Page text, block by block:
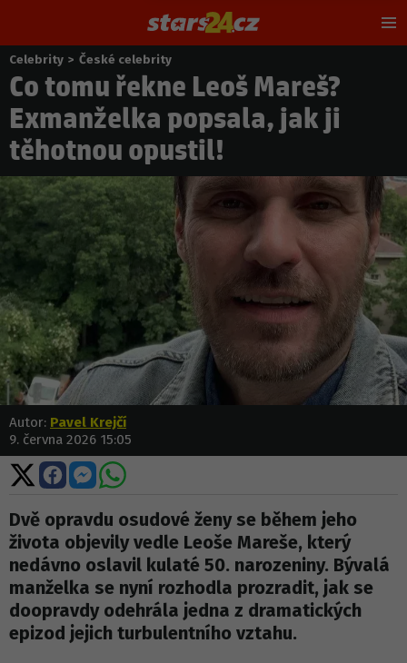
Nacházíte
se
zde:
Celebrity > České celebrity
Co tomu řekne Leoš Mareš?
Exmanželka popsala, jak ji
těhotnou opustil!
Autor: Pavel Krejčí
9. června 2026 15:05
Sdílet
na
X
Sdílet
na
Facebooku
Sdílet
na
Messengeru
Sdílet
WhatsApp
Dvě opravdu osudové ženy se během jeho
života objevily vedle Leoše Mareše, který
nedávno oslavil kulaté 50. narozeniny. Bývalá
manželka se nyní rozhodla prozradit, jak se
doopravdy odehrála jedna z dramatických
epizod jejich turbulentního vztahu.